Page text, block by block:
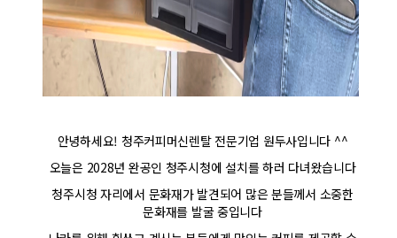
안녕하세요! 청주커피머신렌탈 전문기업 원두사입니다 ^^
오늘은 2028년 완공인 청주시청에 설치를 하러 다녀왔습니다
청주시청 자리에서 문화재가 발견되어 많은 분들께서 소중한
문화재를 발굴 중입니다